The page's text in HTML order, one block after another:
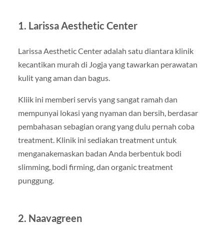
1. Larissa Aesthetic Center
Larissa Aesthetic Center adalah satu diantara klinik
kecantikan murah di Jogja yang tawarkan perawatan
kulit yang aman dan bagus.
Kliik ini memberi servis yang sangat ramah dan
mempunyai lokasi yang nyaman dan bersih, berdasar
pembahasan sebagian orang yang dulu pernah coba
treatment. Klinik ini sediakan treatment untuk
menganakemaskan badan Anda berbentuk bodi
slimming, bodi firming, dan organic treatment
punggung.
2. Naavagreen